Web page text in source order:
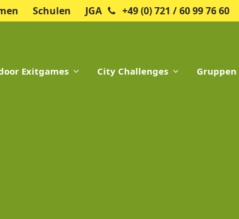
Schulen JGA +49 (0) 721 / 60 99 76 60
Exitgames City Challenges Gruppen